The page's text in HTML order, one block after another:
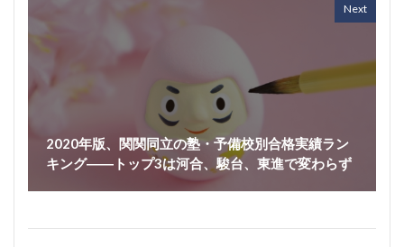
Next
2020年版、関関同立の塾・予備校別合格実績ラン
キング――トップ3は河合、駿台、東進で変わらず